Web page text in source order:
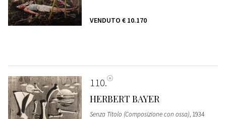
VENDUTO € 10.170
110
HERBERT BAYER
Senza Titolo (Composizione con ossa), 1934